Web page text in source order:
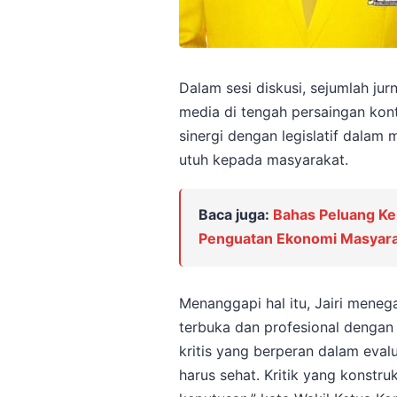
Dalam sesi diskusi, sejumlah
media di tengah persaingan
sinergi dengan legislatif dalam
utuh kepada masyarakat.
Baca juga: Bahas Peluang
Penguatan Ekonomi
Menanggapi hal itu, Jairi
terbuka dan profesional
kritis yang berperan dalam
harus sehat. Kritik yang